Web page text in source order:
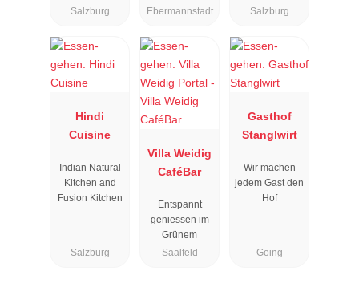
Salzburg
Ebermannstadt
Salzburg
Hindi
Cuisine
Indian Natural
Kitchen and
Fusion Kitchen
Salzburg
Villa Weidig
CaféBar
Entspannt
geniessen im
Grünem
Saalfeld
Gasthof
Stanglwirt
Wir machen
jedem Gast den
Hof
Going